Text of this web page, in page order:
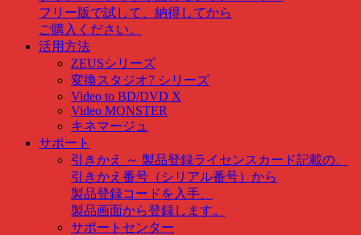
フリー版で試して、納得してから
ご購入ください。
活用方法
ZEUSシリーズ
変換スタジオ7 シリーズ
Video to BD/DVD X
Video MONSTER
キネマージュ
サポート
引きかえ ～ 製品登録ライセンスカード記載の、
引きかえ番号（シリアル番号）から
製品登録コードを入手、
製品画面から登録します。
サポートセンター